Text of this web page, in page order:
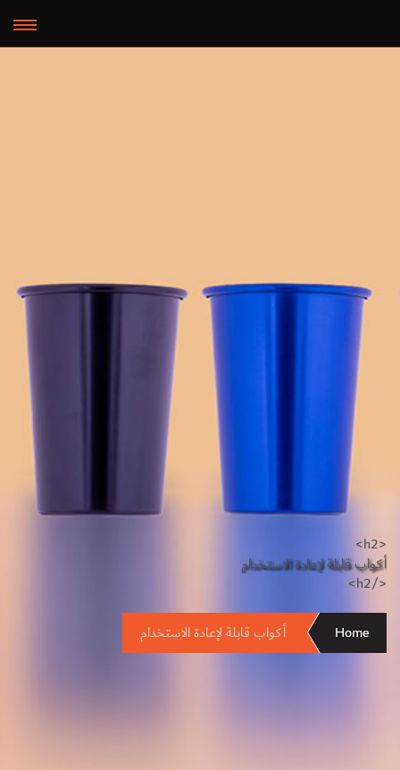
<h2>
أكواب قابلة لإعادة الاستخدام
</h2>
Home أكواب قابلة لإعادة الاستخدام